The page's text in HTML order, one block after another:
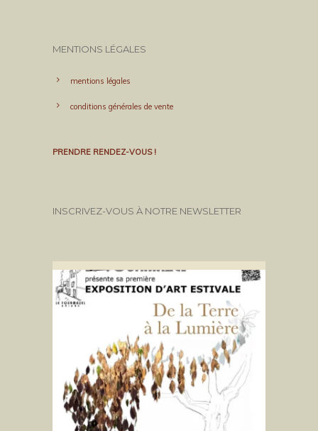
MENTIONS LÉGALES
mentions légales
conditions générales de vente
PRENDRE RENDEZ-VOUS !
INSCRIVEZ-VOUS À NOTRE NEWSLETTER